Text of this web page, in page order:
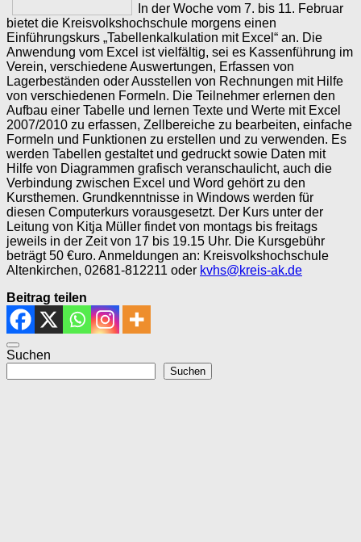
In der Woche vom 7. bis 11. Februar
bietet die Kreisvolkshochschule morgens einen
Einführungskurs „Tabellenkalkulation mit Excel“ an. Die
Anwendung vom Excel ist vielfältig, sei es Kassenführung im
Verein, verschiedene Auswertungen, Erfassen von
Lagerbeständen oder Ausstellen von Rechnungen mit Hilfe
von verschiedenen Formeln. Die Teilnehmer erlernen den
Aufbau einer Tabelle und lernen Texte und Werte mit Excel
2007/2010 zu erfassen, Zellbereiche zu bearbeiten, einfache
Formeln und Funktionen zu erstellen und zu verwenden. Es
werden Tabellen gestaltet und gedruckt sowie Daten mit
Hilfe von Diagrammen grafisch veranschaulicht, auch die
Verbindung zwischen Excel und Word gehört zu den
Kursthemen. Grundkenntnisse in Windows werden für
diesen Computerkurs vorausgesetzt. Der Kurs unter der
Leitung von Kitja Müller findet von montags bis freitags
jeweils in der Zeit von 17 bis 19.15 Uhr. Die Kursgebühr
beträgt 50 €uro. Anmeldungen an: Kreisvolkshochschule
Altenkirchen, 02681-812211 oder kvhs@kreis-ak.de
Beitrag teilen
Suchen
Suchen